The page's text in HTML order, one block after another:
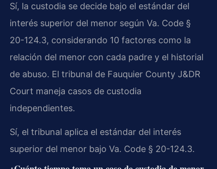
Sí, la custodia se decide bajo el estándar del
interés superior del menor según Va. Code §
20-124.3, considerando 10 factores como la
relación del menor con cada padre y el historial
de abuso. El tribunal de Fauquier County J&DR
Court maneja casos de custodia
independientes.
Sí, el tribunal aplica el estándar del interés
superior del menor bajo Va. Code § 20-124.3.